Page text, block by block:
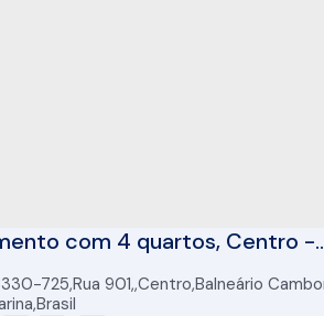
com 4 quartos, Centro -
Camboriú
725,Rua 901 ,Centro,Balneário
,Brasil